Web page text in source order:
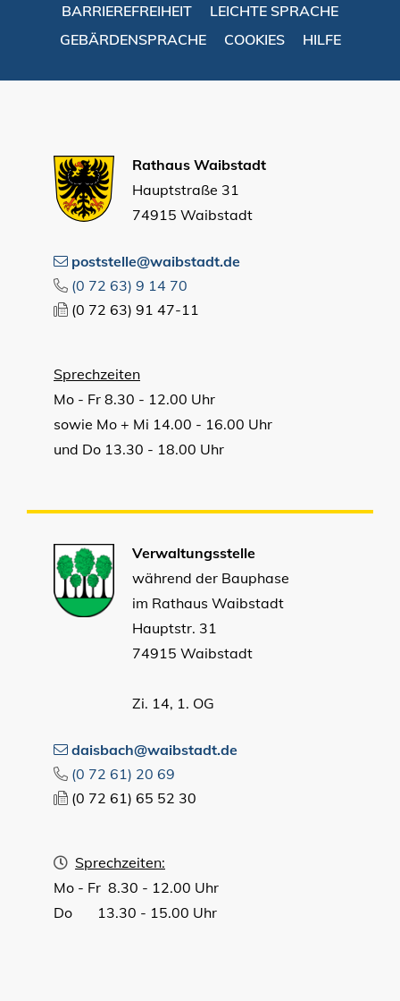
BARRIEREFREIHEIT
LEICHTE SPRACHE
GEBÄRDENSPRACHE
COOKIES HILFE
Rathaus Waibstadt
Hauptstraße 31
74915 Waibstadt
poststelle@waibstadt.de
(0 72 63) 9 14 70
(0 72 63) 91 47-11
Sprechzeiten
Mo - Fr 8.30 - 12.00 Uhr
sowie Mo + Mi 14.00 - 16.00 Uhr
und Do 13.30 - 18.00 Uhr
Verwaltungsstelle
während der Bauphase
im Rathaus Waibstadt
Hauptstr. 31
74915 Waibstadt
Zi. 14, 1. OG
daisbach@waibstadt.de
(0 72 61) 20 69
(0 72 61) 65 52 30
Sprechzeiten:
Mo - Fr 8.30 - 12.00 Uhr
Do 13.30 - 15.00 Uhr